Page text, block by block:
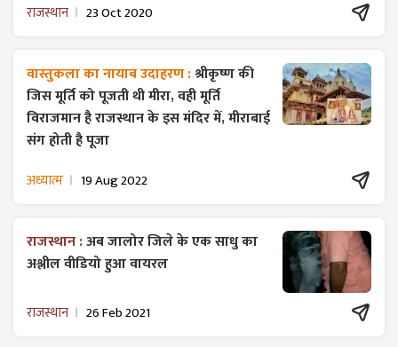
राजस्थान 23 Oct 2020
वास्तुकला का नायाब उदाहरण :श्रीकृष्ण की
जिस मूर्ति को पूजती थी मीरा, वही मूर्ति
विराजमान है राजस्थान के इस मंदिर में, मीराबाई
संग होती है पूजा
अध्यात्म 19 Aug 2022
राजस्थान :अब जालोर जिले के एक साधु का
अश्लील वीडियो हुआ वायरल
राजस्थान 26 Feb 2021